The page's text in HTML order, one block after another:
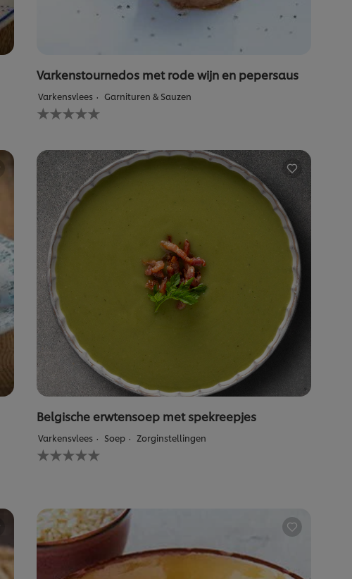
Varkenstournedos met rode wijn en pepersaus
Varkensvlees Garnituren & Sauzen
Geen
beoordelingen
deze
recipe
Belgische erwtensoep met spekreepjes
Varkensvlees Soep Zorginstellingen
Geen
beoordelingen
recipe